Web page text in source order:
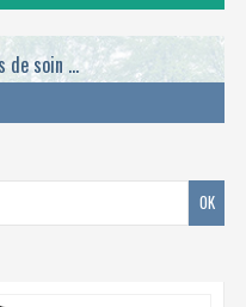
de soin ...